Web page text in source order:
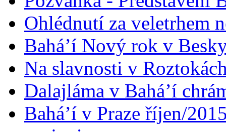
Ohlédnutí za veletrhem
Bahá’í Nový rok v
Na slavnosti v
Dalajláma v Bahá’í
Bahá’í v Praze říjen/